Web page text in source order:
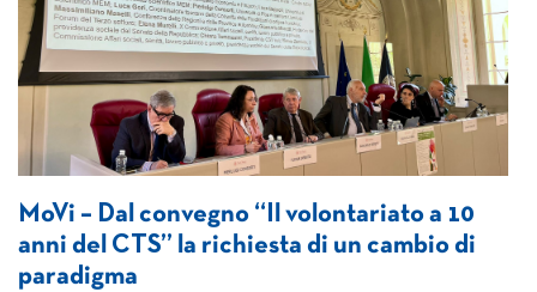
MoVi – Dal convegno “Il volontariato a 10
anni del CTS” la richiesta di un cambio di
paradigma